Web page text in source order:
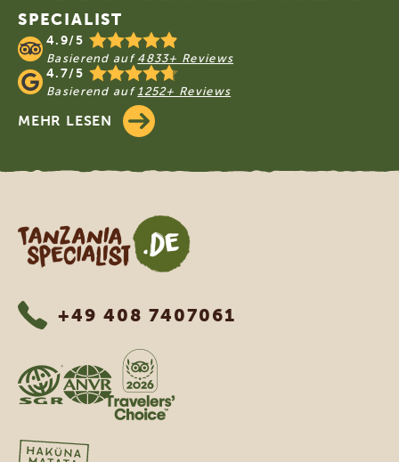
SPECIALIST
4.9/5
Basierend auf 4833+ Reviews
4.7/5
Basierend auf1252+ Reviews
MEHR LESEN
Tanzania Specialist
+49 408 7407061